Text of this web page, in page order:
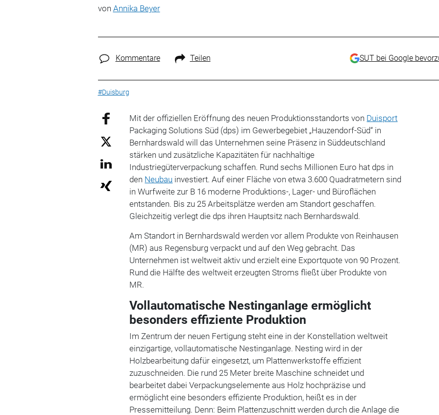
von Annika Beyer
Kommentare Teilen SUT bei Google
#Duisburg
Mit der offiziellen Eröffnung des neuen Produktionsstandorts von Duisport
Packaging Solutions Süd (dps) im Gewerbegebiet „Hauzendorf-Süd“ in
Bernhardswald will das Unternehmen seine Präsenz in Süddeutschland
stärken und zusätzliche Kapazitäten für nachhaltige
Industriegüterverpackung schaffen. Rund sechs Millionen Euro hat dps in
den Neubau investiert. Auf einer Fläche von etwa 3.600 Quadratmetern sind
in Wurfweite zur B 16 moderne Produktions-, Lager- und Büroflächen
entstanden. Bis zu 25 Arbeitsplätze werden am Standort geschaffen.
Gleichzeitig verlegt die dps ihren Hauptsitz nach Bernhardswald.
Am Standort in Bernhardswald werden vor allem Produkte von Reinhausen
(MR) aus Regensburg verpackt und auf den Weg gebracht. Das
Unternehmen ist weltweit aktiv und erzielt eine Exportquote von 90 Prozent.
Rund die Hälfte des weltweit erzeugten Stroms fließt über Produkte von
MR.
Vollautomatische Nestinganlage ermöglicht
besonders effiziente Produktion
Im Zentrum der neuen Fertigung steht eine in der Konstellation weltweit
einzigartige, vollautomatische Nestinganlage. Nesting wird in der
Holzbearbeitung dafür eingesetzt, um Plattenwerkstoffe effizient
zuzuschneiden. Die rund 25 Meter breite Maschine schneidet und
bearbeitet dabei Verpackungselemente aus Holz hochpräzise und
ermöglicht eine besonders effiziente Produktion, heißt es in der
Pressemitteilung. Denn: Beim Plattenzuschnitt werden durch die Anlage die